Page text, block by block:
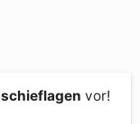
schieflagen vor!